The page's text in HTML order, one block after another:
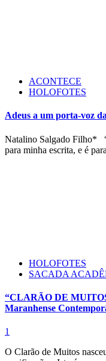
ACONTECE
HOLOFOTES
Adeus a um porta-voz
Natalino Salgado Filho*
para minha escrita, e é
HOLOFOTES
SACADA
“CLARÃO DE
Maranhense
1
O Clarão de Muitos